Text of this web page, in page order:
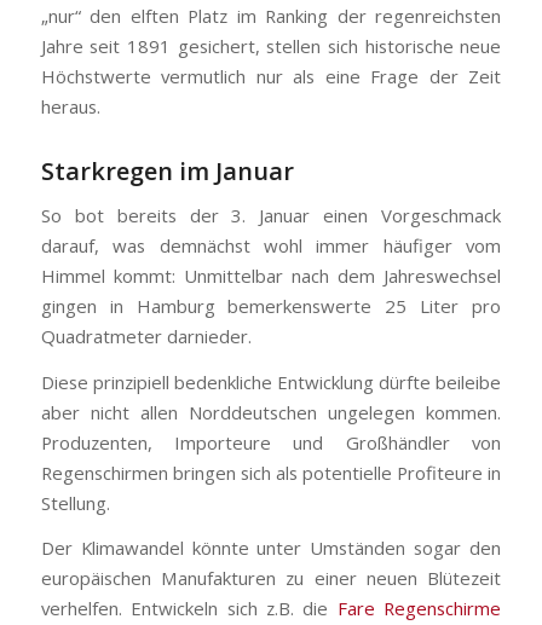
„nur“ den elften Platz im Ranking der regenreichsten
Jahre seit 1891 gesichert, stellen sich historische neue
Höchstwerte vermutlich nur als eine Frage der Zeit
heraus.
Starkregen im Januar
So bot bereits der 3. Januar einen Vorgeschmack
darauf, was demnächst wohl immer häufiger vom
Himmel kommt: Unmittelbar nach dem Jahreswechsel
gingen in Hamburg bemerkenswerte 25 Liter pro
Quadratmeter darnieder.
Diese prinzipiell bedenkliche Entwicklung dürfte beileibe
aber nicht allen Norddeutschen ungelegen kommen.
Produzenten, Importeure und Großhändler von
Regenschirmen bringen sich als potentielle Profiteure in
Stellung.
Der Klimawandel könnte unter Umständen sogar den
europäischen Manufakturen zu einer neuen Blütezeit
verhelfen. Entwickeln sich z.B. die Fare Regenschirme